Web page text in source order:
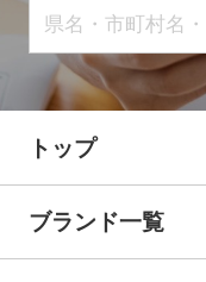
トップ
ブランド一覧